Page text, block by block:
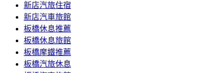
新店汽旅住宿
新店汽車旅館
板橋休息推薦
板橋休息旅館
板橋摩鐵推薦
板橋汽旅休息